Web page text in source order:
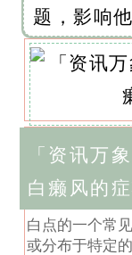
题，影响
「资讯万
白癞风的
白点的一个常
或分布于特定